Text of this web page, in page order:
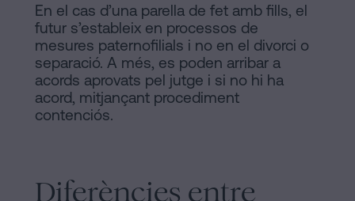
En el cas d’una parella de fet amb fills, el
futur s’estableix en processos de
mesures paternofilials i no en el divorci o
separació. A més, es poden arribar a
acords aprovats pel jutge i si no hi ha
acord, mitjançant procediment
contenciós.
Diferències entre